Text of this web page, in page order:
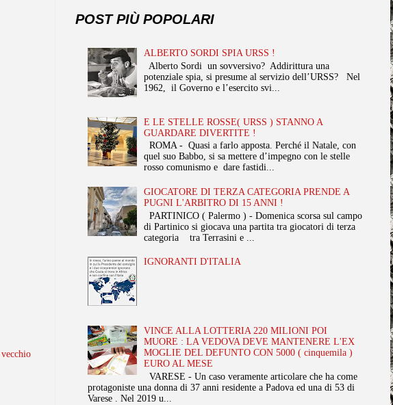
POST PIÙ POPOLARI
ALBERTO SORDI SPIA URSS !
Alberto Sordi un sovversivo? Addirittura una
potenziale spia, si presume al servizio dell’URSS? Nel
1962, il Governo e l’esercito svi...
E LE STELLE ROSSE( URSS ) STANNO A
GUARDARE DIVERTITE !
ROMA - Quasi a farlo apposta. Perché il Natale, con
quel suo Babbo, si sa mettere d’impegno con le stelle
rosso comunismo e dare fastidi...
GIOCATORE DI TERZA CATEGORIA PRENDE A
PUGNI L'ARBITRO DI 15 ANNI !
PARTINICO ( Palermo ) - Domenica scorsa sul campo
di Partinico si giocava una partita tra giocatori di terza
categoria tra Terrasini e ...
IGNORANTI D'ITALIA
VINCE ALLA LOTTERIA 220 MILIONI POI
MUORE : LA VEDOVA DEVE MANTENERE L'EX
MOGLIE DEL DEFUNTO CON 5000 ( cinquemila )
EURO AL MESE
VARESE - Un caso veramente articolare che ha come
protagoniste una donna di 37 anni residente a Padova ed una di 53 di
Varese . Nel 2019 u...